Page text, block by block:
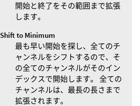
開始と終了をその範囲まで拡張
します。
Shift to Minimum
最も早い開始を探し、全てのチ
ャンネルをシフトするので、そ
の全てのチャンネルがそのイン
デックスで開始します。 全ての
チャンネルは、最長の長さまで
拡張されます。